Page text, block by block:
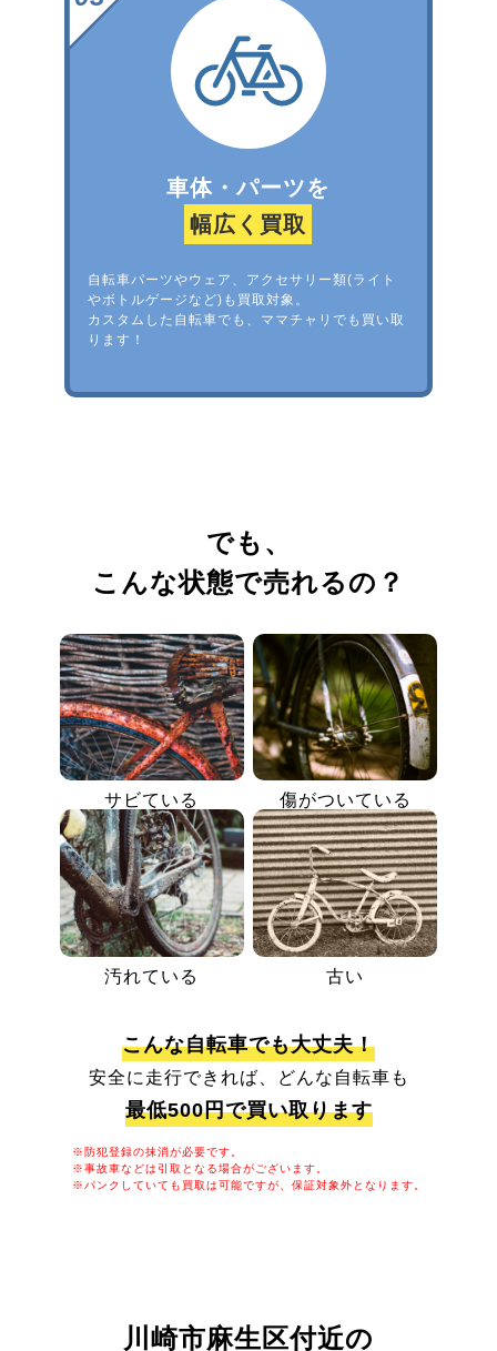
車体・パーツを
幅広く買取
自転車パーツやウェア、アクセサリー類(ライト
やボトルゲージなど)も買取対象。
カスタムした自転車でも、ママチャリでも買い取
ります！
でも、
こんな状態で売れるの？
サビている 傷がついている
汚れている 古い
こんな自転車でも大丈夫！
安全に走行できれば、どんな自転車も
最低500円で買い取ります
※防犯登録の抹消が必要です。
※事故車などは引取となる場合がございます。
※パンクしていても買取は可能ですが、保証対象外となります。
川崎市麻生区付近の